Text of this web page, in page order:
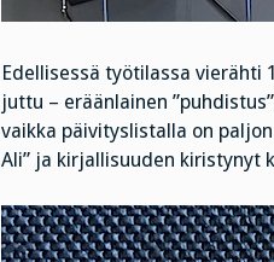
Edellisessä työtilassa vierähti
juttu – eräänlainen
vaikka päivityslistalla on
Ali” ja kirjallisuuden kiristynyt